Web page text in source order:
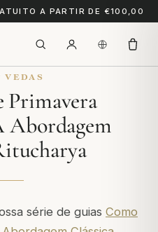
A PARTIR DE €100,00
VEDAS
Primavera
Abordagem
série de guias Como